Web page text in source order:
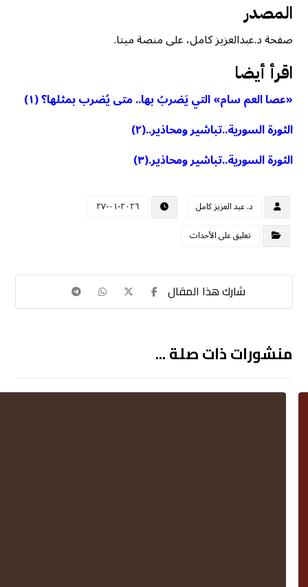
المصدر
صفحة د.عبدالعزيز كامل، على منصة ميتا.
اقرأ أيضا
«عصا العم سام» التي يَضربُ بها.. متى يُضرب بمثلها؟ (١)
الثورة السورية..تباشير ومحاذير..(٢)
الثورة السورية..تباشير ومحاذير.(٣)
د. عبد العزيز كامل
٢٠٢٦-٠١-٢٧
تعليق على الأحداث
منشورات ذات صلة ...